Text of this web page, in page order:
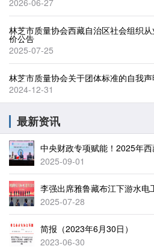
2026-06-27
林芝市质量协会西藏自治区社会组织
价公告
2025-07-25
林芝市质量协会关于团体标准的自我
2024-12-31
最新资讯
中央财政专项赋能！2025年
2025-09-01
李强出席雅鲁藏布江下游水
2025-07-28
简报（2023年6月30日）
2023-06-30